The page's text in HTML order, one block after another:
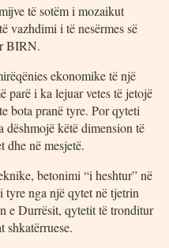
të sotëm i mozaikut
vazhdimi i të nesërmes së
BIRN.
ekonomike të një
parë i ka lejuar vetes të jetojë
bota pranë tyre. Por qyteti
këtë dimension të
dhe në mesjetë.
betonimi “i heshtur” në
tyre nga një qytet në tjetrin
e Durrësit, qytetit të tronditur
shkatërruese.